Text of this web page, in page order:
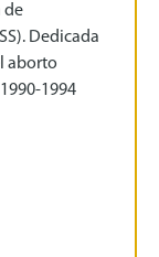
de
Dedicada
aborto
1994